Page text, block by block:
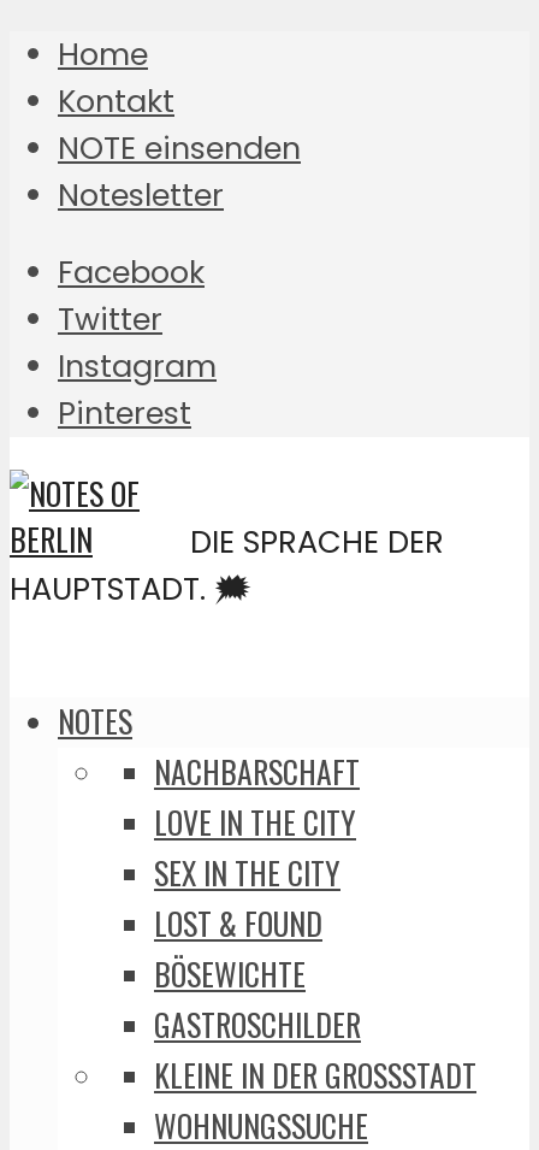
Home
Kontakt
NOTE einsenden
Notesletter
Facebook
Twitter
Instagram
Pinterest
DIE SPRACHE DER
HAUPTSTADT. 🗯️
NOTES
NACHBARSCHAFT
LOVE IN THE CITY
SEX IN THE CITY
LOST & FOUND
BÖSEWICHTE
GASTROSCHILDER
KLEINE IN DER GROSSSTADT
WOHNUNGSSUCHE